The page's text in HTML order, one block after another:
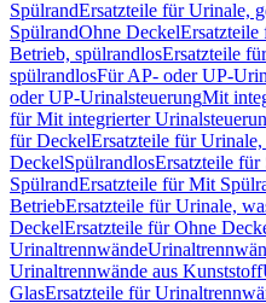
SpülrandErsatzteile für Urinale,
SpülrandOhne DeckelErsatzteile
Betrieb, spülrandlosErsatzteile
spülrandlosFür AP- oder UP-
oder UP-UrinalsteuerungMit
für Mit integrierter
für DeckelErsatzteile für
DeckelSpülrandlosErsatzteile für
SpülrandErsatzteile für Mit
BetriebErsatzteile für Urinale,
DeckelErsatzteile für Ohne
Urinaltrennwände
Urinaltrennwände aus Kunststoff
GlasErsatzteile für